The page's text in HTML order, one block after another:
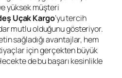
yüksek müşteri
Uçak Kargo‘yu tercih
mutlu olduğunu gösteriyor.
sağladığı avantajlar, hem
için gerçekten büyük
de bu başarı kesinlikle